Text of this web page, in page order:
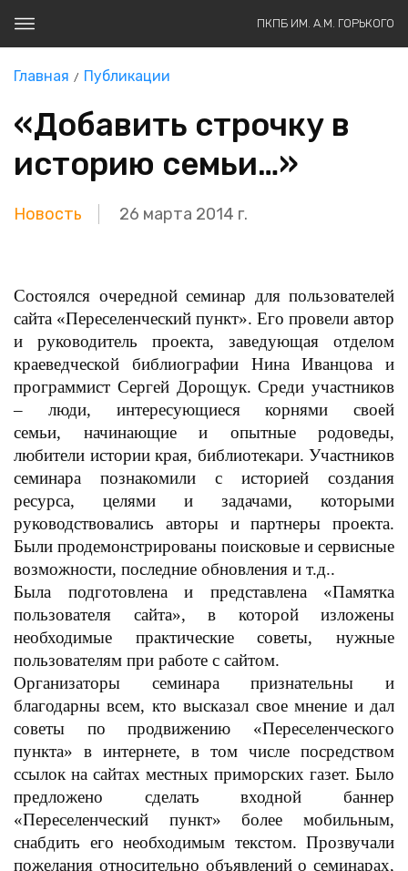
ПКПБ ИМ. А.М. ГОРЬКОГО
Главная Публикации
«Добавить строчку в
историю семьи…»
Новость 26 марта 2014 г.
Состоялся очередной семинар для пользователей
сайта «Переселенческий пункт». Его провели автор
и руководитель
проекта, заведующая отделом
краеведческой библиографии Нина Иванцова и
программист Сергей Дорощук. Среди участников
– люди, интересующиеся корнями своей
семьи,
начинающие и опытные родоведы,
любители истории края, библиотекари. Участников
семинара познакомили с историей создания
ресурса, целями и задачами, которыми
руководствовались авторы и партнеры проекта.
Были продемонстрированы поисковые и сервисные
возможности, последние обновления и т.д..
Была подготовлена и представлена «Памятка
пользователя сайта», в которой изложены
необходимые практические советы, нужные
пользователям при работе с сайтом.
Организаторы семинара признательны и
благодарны всем, кто высказал свое мнение и дал
советы по продвижению «Переселенческого
пункта» в интернете, в том числе посредством
ссылок на сайтах местных приморских газет. Было
предложено сделать входной баннер
«Переселенческий пункт» более мобильным,
снабдить его необходимым текстом. Прозвучали
пожелания относительно объявлений о семинарах,